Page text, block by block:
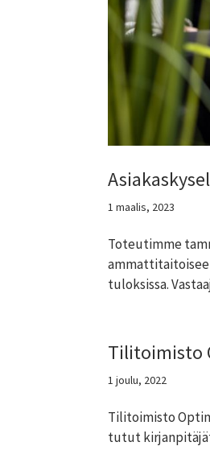
1 maalis, 2023
Toteutimme
tuloksissa.
Tilitoimisto
1 joulu, 2022
Tilitoimisto
tutut